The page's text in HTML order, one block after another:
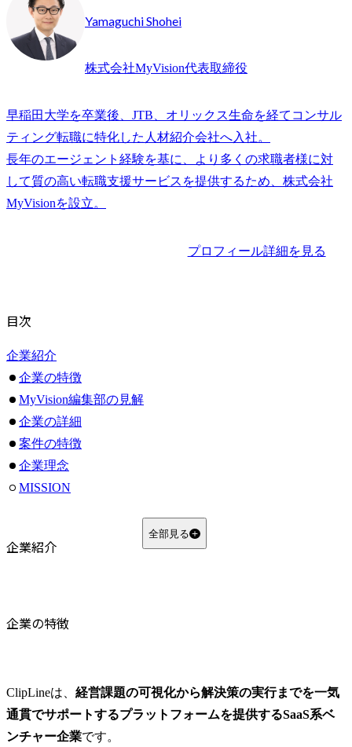
Yamaguchi Shohei
株式会社MyVision代表取締役
早稲田大学を卒業後、JTB、オリックス生命を経てコンサル
ティング転職に特化した人材紹介会社へ入社。
長年のエージェント経験を基に、より多くの求職者様に対
して質の高い転職支援サービスを提供するため、株式会社
プロフィール詳細を見る
目次
企業紹介
企業の特徴
MyVision編集部の見解
企業の詳細
案件の特徴
企業理念
MISSION
昇格制度
よくある質問
Q3. ClipLineの評価制度にはどのような特徴がありますか？
全部見る
企業紹介
企業の特徴
ClipLineは、 経営課題の可視化から解決策の実行までを一気
通貫でサポートするプラットフォームを提供するSaaS系ベ
ンチャー企業です。